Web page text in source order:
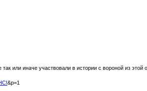
или иначе участвовали в истории с вороной из этой
&p=1